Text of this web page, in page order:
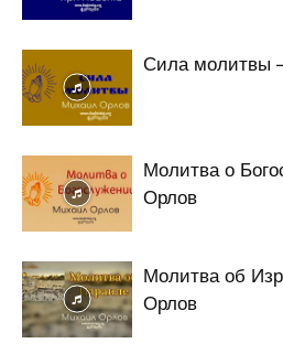
Сила молитвы
Молитва о
Орлов
Молитва об
Орлов